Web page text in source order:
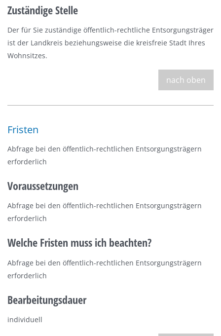
Zuständige Stelle
Der für Sie zuständige öffentlich-rechtliche Entsorgungsträger
ist der Landkreis beziehungsweise die kreisfreie Stadt Ihres
Wohnsitzes.
nach oben
Fristen
Abfrage bei den öffentlich-rechtlichen Entsorgungsträgern
erforderlich
Voraussetzungen
Abfrage bei den öffentlich-rechtlichen Entsorgungsträgern
erforderlich
Welche Fristen muss ich beachten?
Abfrage bei den öffentlich-rechtlichen Entsorgungsträgern
erforderlich
Bearbeitungsdauer
individuell